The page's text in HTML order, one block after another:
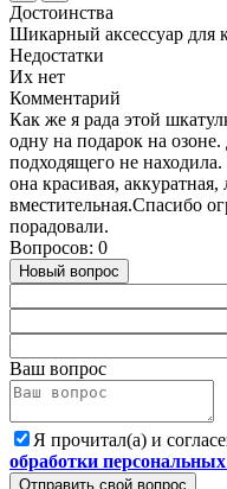
Достоинства
Шикарный аксессуар для
Недостатки
Их нет
Комментарий
Как же я рада этой
одну на подарок на
подходящего не
она красивая,
вместительная.Спасибо
порадовали.
Вопросов: 0
Новый вопрос
Ваш вопрос
Я прочитал(а) и
обработки
Отправить свой вопрос